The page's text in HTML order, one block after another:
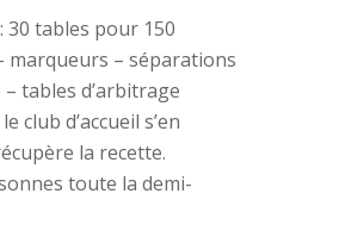
30 tables pour 150
marqueurs – séparations
– tables d’arbitrage
club d’accueil s’en
la recette.
toute la demi-